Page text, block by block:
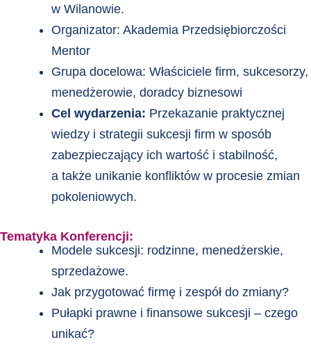
w Wilanowie.
Organizator: Akademia Przedsiębiorczości
Mentor
Grupa docelowa: Właściciele firm, sukcesorzy,
menedżerowie, doradcy biznesowi
Cel wydarzenia: Przekazanie praktycznej
wiedzy i strategii sukcesji firm w sposób
zabezpieczający ich wartość i stabilność,
a także unikanie konfliktów w procesie zmian
pokoleniowych.
Tematyka Konferencji:
Modele sukcesji: rodzinne, menedżerskie,
sprzedażowe.
Jak przygotować firmę i zespół do zmiany?
Pułapki prawne i finansowe sukcesji – czego
unikać?